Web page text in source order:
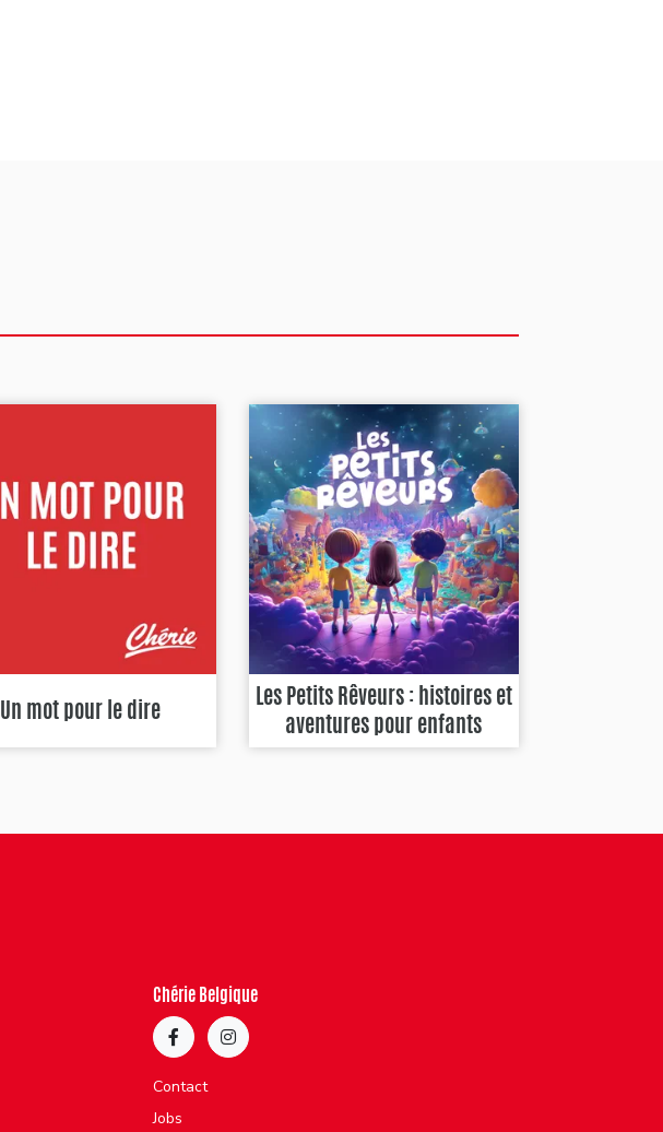
Un mot pour le dire
Les Petits Rêveurs : histoires et
aventures pour enfants
Chérie Belgique
Contact
Jobs